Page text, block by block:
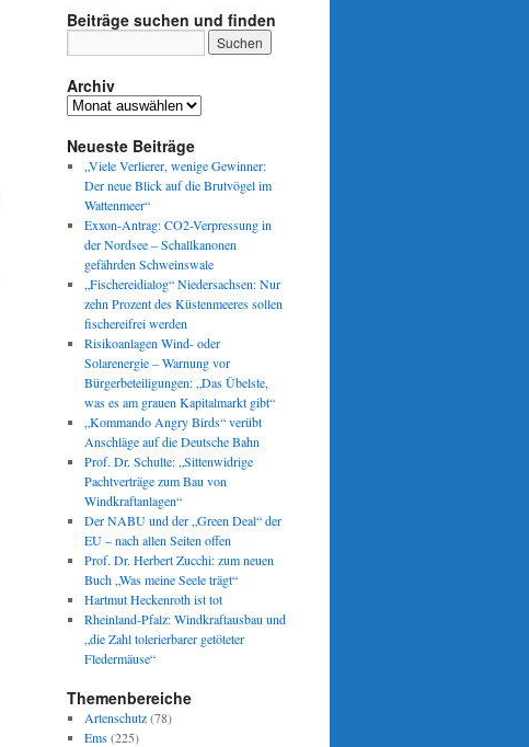
Beiträge suchen und finden
Archiv
Archiv
Neueste Beiträge
„Viele Verlierer, wenige Gewinner:
Der neue Blick auf die Brutvögel im
Wattenmeer“
Exxon-Antrag: CO2-Verpressung in
der Nordsee – Schallkanonen
gefährden Schweinswale
„Fischereidialog“ Niedersachsen: Nur
zehn Prozent des Küstenmeeres sollen
fischereifrei werden
Risikoanlagen Wind- oder
Solarenergie – Warnung vor
Bürgerbeteiligungen: „Das Übelste,
was es am grauen Kapitalmarkt gibt“
„Kommando Angry Birds“ verübt
Anschläge auf die Deutsche Bahn
Prof. Dr. Schulte: „Sittenwidrige
Pachtverträge zum Bau von
Windkraftanlagen“
Der NABU und der „Green Deal“ der
EU – nach allen Seiten offen
Prof. Dr. Herbert Zucchi: zum neuen
Buch „Was meine Seele trägt“
Hartmut Heckenroth ist tot
Rheinland-Pfalz: Windkraftausbau und
„die Zahl tolerierbarer getöteter
Fledermäuse“
Themenbereiche
Artenschutz(78)
Ems(225)